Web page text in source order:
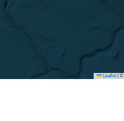
Leaflet ©